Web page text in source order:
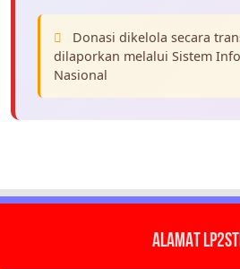
Donasi dikelola secara
dilaporkan melalui Sistem
Nasional
ALAMAT